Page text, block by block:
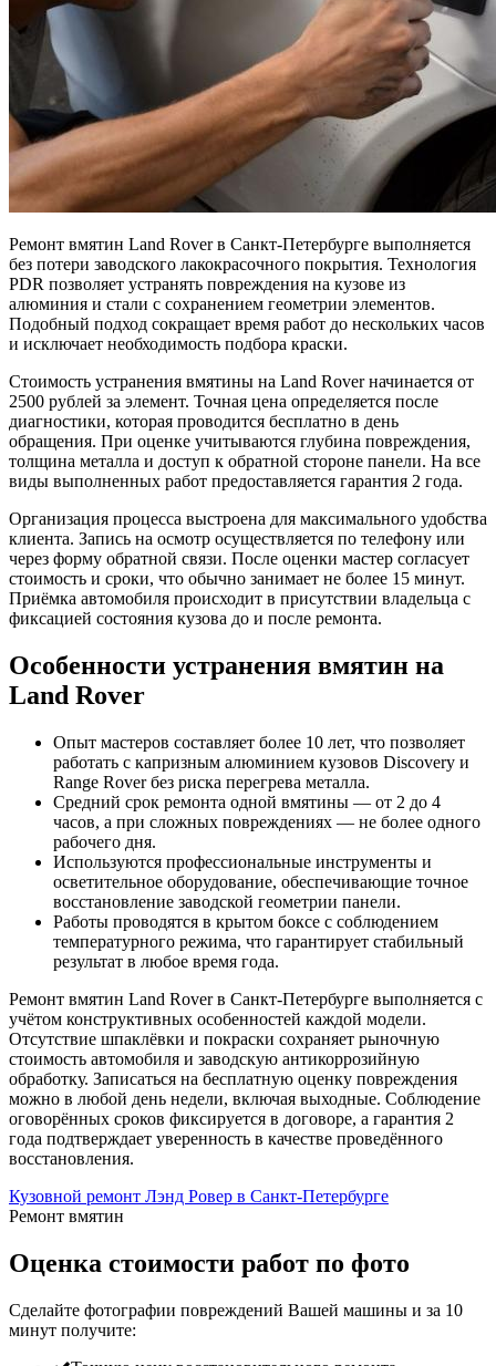
Ремонт вмятин Land Rover в Санкт-Петербурге выполняется
без потери заводского лакокрасочного покрытия. Технология
PDR позволяет устранять повреждения на кузове из
алюминия и стали с сохранением геометрии элементов.
Подобный подход сокращает время работ до нескольких часов
и исключает необходимость подбора краски.
Стоимость устранения вмятины на Land Rover начинается от
2500 рублей за элемент. Точная цена определяется после
диагностики, которая проводится бесплатно в день
обращения. При оценке учитываются глубина повреждения,
толщина металла и доступ к обратной стороне панели. На все
виды выполненных работ предоставляется гарантия 2 года.
Организация процесса выстроена для максимального удобства
клиента. Запись на осмотр осуществляется по телефону или
через форму обратной связи. После оценки мастер согласует
стоимость и сроки, что обычно занимает не более 15 минут.
Приёмка автомобиля происходит в присутствии владельца с
фиксацией состояния кузова до и после ремонта.
Особенности устранения вмятин на
Land Rover
Опыт мастеров составляет более 10 лет, что позволяет
работать с капризным алюминием кузовов Discovery и
Range Rover без риска перегрева металла.
Средний срок ремонта одной вмятины — от 2 до 4
часов, а при сложных повреждениях — не более одного
рабочего дня.
Используются профессиональные инструменты и
осветительное оборудование, обеспечивающие точное
восстановление заводской геометрии панели.
Работы проводятся в крытом боксе с соблюдением
температурного режима, что гарантирует стабильный
результат в любое время года.
Ремонт вмятин Land Rover в Санкт-Петербурге выполняется с
учётом конструктивных особенностей каждой модели.
Отсутствие шпаклёвки и покраски сохраняет рыночную
стоимость автомобиля и заводскую антикоррозийную
обработку. Записаться на бесплатную оценку повреждения
можно в любой день недели, включая выходные. Соблюдение
оговорённых сроков фиксируется в договоре, а гарантия 2
года подтверждает уверенность в качестве проведённого
восстановления.
Кузовной ремонт Лэнд Ровер в Санкт-Петербурге
Ремонт вмятин
Оценка стоимости работ по фото
Сделайте фотографии повреждений Вашей машины и за 10
минут получите: